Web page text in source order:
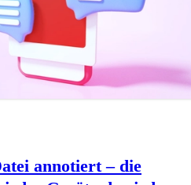
annotiert – die